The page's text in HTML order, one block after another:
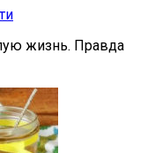
жизнь. Правда